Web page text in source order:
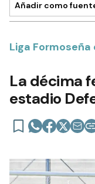
Añadir como
Liga Formoseña
La décima
estadio